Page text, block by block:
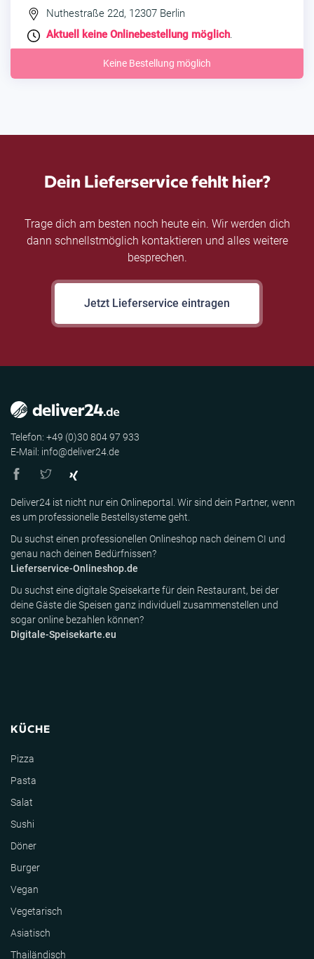
Nuthestraße 22d, 12307 Berlin
Aktuell keine Onlinebestellung möglich.
Keine Bestellung möglich
Dein Lieferservice fehlt hier?
Trage dich am besten noch heute ein. Wir werden dich
dann schnellstmöglich kontaktieren und alles weitere
besprechen.
Jetzt Lieferservice eintragen
Telefon: +49 (0)30 804 97 933
E-Mail: info@deliver24.de
Deliver24 ist nicht nur ein Onlineportal. Wir sind dein Partner, wenn
es um professionelle Bestellsysteme geht.
Du suchst einen professionellen Onlineshop nach deinem CI und
genau nach deinen Bedürfnissen?
Lieferservice-Onlineshop.de
Du suchst eine digitale Speisekarte für dein Restaurant, bei der
deine Gäste die Speisen ganz individuell zusammenstellen und
sogar online bezahlen können?
Digitale-Speisekarte.eu
KÜCHE
Pizza
Pasta
Salat
Sushi
Döner
Burger
Vegan
Vegetarisch
Asiatisch
Thailändisch